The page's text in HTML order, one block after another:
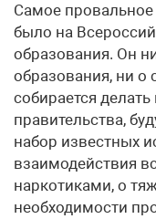
Самое провальное
было на
образования. Он
образования, ни о
собирается
правительства,
набор известных
взаимодействия
наркотиками, о
необходимости